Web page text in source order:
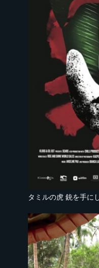
タミルの虎 銃を手に